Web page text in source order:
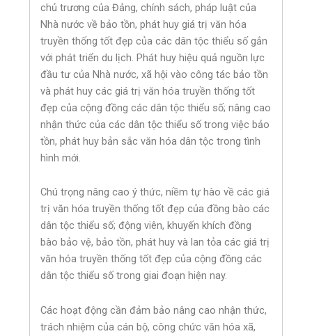
chủ trương của Đảng, chính sách, pháp luật của
Nhà nước về bảo tồn, phát huy giá trị văn hóa
truyền thống tốt đẹp của các dân tộc thiểu số gắn
với phát triển du lịch. Phát huy hiệu quả nguồn lực
đầu tư của Nhà nước, xã hội vào công tác bảo tồn
và phát huy các giá trị văn hóa truyền thống tốt
đẹp của cộng đồng các dân tộc thiểu số; nâng cao
nhận thức của các dân tộc thiểu số trong việc bảo
tồn, phát huy bản sắc văn hóa dân tộc trong tình
hình mới.
Chú trọng nâng cao ý thức, niềm tự hào về các giá
trị văn hóa truyền thống tốt đẹp của đồng bào các
dân tộc thiểu số; động viên, khuyến khích đồng
bào bảo vệ, bảo tồn, phát huy và lan tỏa các giá trị
văn hóa truyền thống tốt đẹp của cộng đồng các
dân tộc thiểu số trong giai đoạn hiện nay.
Các hoạt động cần đảm bảo nâng cao nhận thức,
trách nhiệm của cán bộ, công chức văn hóa xã,